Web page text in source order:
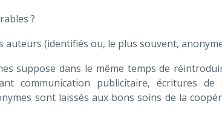
?
(identifiés ou, le plus souvent,
suppose dans le même temps de
communication publicitaire, écritures de
sont laissés aux bons soins de la